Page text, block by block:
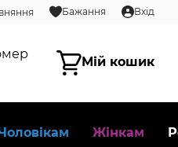
Бажання Вхід
Мій кошик
Жінкам